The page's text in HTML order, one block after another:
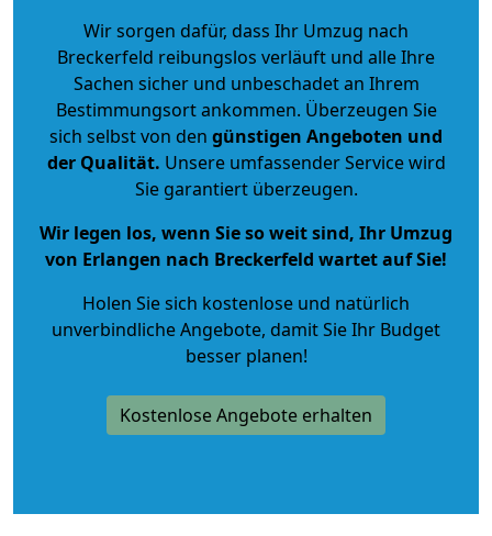
Wir sorgen dafür, dass Ihr Umzug nach
Breckerfeld reibungslos verläuft und alle Ihre
Sachen sicher und unbeschadet an Ihrem
Bestimmungsort ankommen. Überzeugen Sie
sich selbst von den günstigen Angeboten und
der Qualität. Unsere umfassender Service wird
Sie garantiert überzeugen.
Wir legen los, wenn Sie so weit sind, Ihr Umzug
von Erlangen nach Breckerfeld wartet auf Sie!
Holen Sie sich kostenlose und natürlich
unverbindliche Angebote, damit Sie Ihr Budget
besser planen!
Kostenlose Angebote erhalten